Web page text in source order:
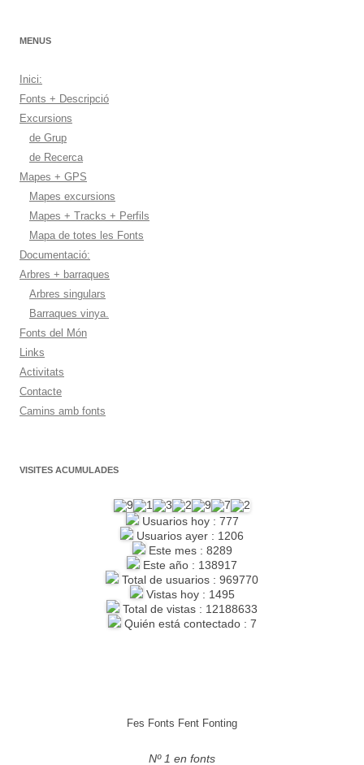
MENUS
Inici:
Fonts + Descripció
Excursions
de Grup
de Recerca
Mapes + GPS
Mapes excursions
Mapes + Tracks + Perfils
Mapa de totes les Fonts
Documentació:
Arbres + barraques
Arbres singulars
Barraques vinya.
Fonts del Món
Links
Activitats
Contacte
Camins amb fonts
VISITES ACUMULADES
Usuarios hoy : 777
Usuarios ayer : 1206
Este mes : 8289
Este año : 138917
Total de usuarios : 969770
Vistas hoy : 1495
Total de vistas : 12188633
Quién está contectado : 7
Fes Fonts Fent Fonting
Nº 1 en fonts